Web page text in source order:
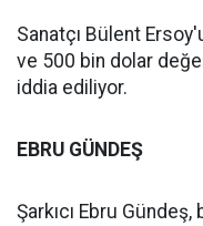
Sanatçı Bülent
ve 500 bin dolar
iddia ediliyor.
EBRU GÜNDEŞ
Şarkıcı Ebru